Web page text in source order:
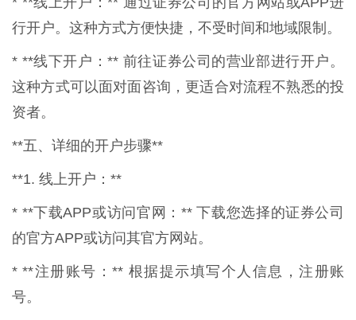
行开户。这种方式方便快捷，不受时间和地域限制。
* **线下开户：** 前往证券公司的营业部进行开户。
这种方式可以面对面咨询，更适合对流程不熟悉的投
资者。
**五、详细的开户步骤**
**1. 线上开户：**
* **下载APP或访问官网：** 下载您选择的证券公司
的官方APP或访问其官方网站。
* **注册账号：** 根据提示填写个人信息，注册账
号。